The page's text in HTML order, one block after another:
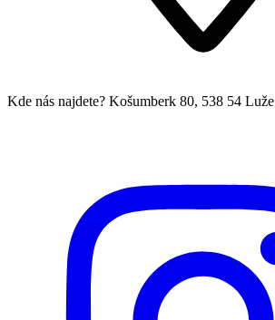
Kde nás najdete? Košumberk 80, 538 54 Luže